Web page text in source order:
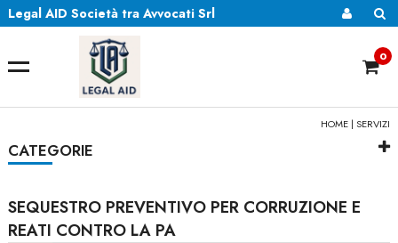
Legal AID Società tra Avvocati Srl
0
HOME |SERVIZI
CATEGORIE
SEQUESTRO PREVENTIVO PER CORRUZIONE E
REATI CONTRO LA PA